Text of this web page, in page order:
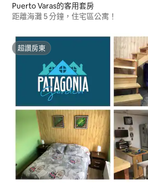
Puerto Varas的客用套房
距離海灘 5 分鐘，住宅區公寓！️
超讚房東
超讚房東